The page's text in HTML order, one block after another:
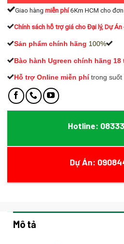
Giao hàng miễn phí6Km HCM cho
Chính sách hỗ trợ giá cho Đại lý, Dự Án
Sản phẩm chính hãng 100%
Bào hành Ugreen chính hãng 18
Hỗ trợ Online miễn phí trong
Hotline:
Dự Án:
Mô tả